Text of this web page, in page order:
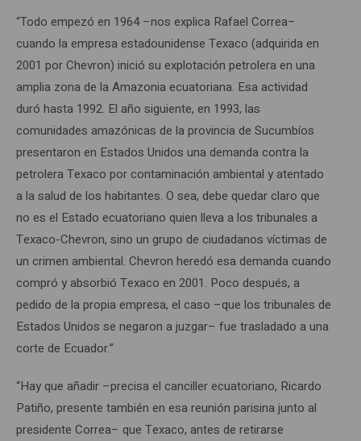
“Todo empezó en 1964 –nos explica Rafael Correa–
cuando la empresa estadounidense Texaco (adquirida en
2001 por Chevron) inició su explotación petrolera en una
amplia zona de la Amazonia ecuatoriana. Esa actividad
duró hasta 1992. El año siguiente, en 1993, las
comunidades amazónicas de la provincia de Sucumbíos
presentaron en Estados Unidos una demanda contra la
petrolera Texaco por contaminación ambiental y atentado
a la salud de los habitantes. O sea, debe quedar claro que
no es el Estado ecuatoriano quien lleva a los tribunales a
Texaco-Chevron, sino un grupo de ciudadanos víctimas de
un crimen ambiental. Chevron heredó esa demanda cuando
compró y absorbió Texaco en 2001. Poco después, a
pedido de la propia empresa, el caso –que los tribunales de
Estados Unidos se negaron a juzgar– fue trasladado a una
corte de Ecuador.”
“Hay que añadir –precisa el canciller ecuatoriano, Ricardo
Patiño, presente también en esa reunión parisina junto al
presidente Correa– que Texaco, antes de retirarse